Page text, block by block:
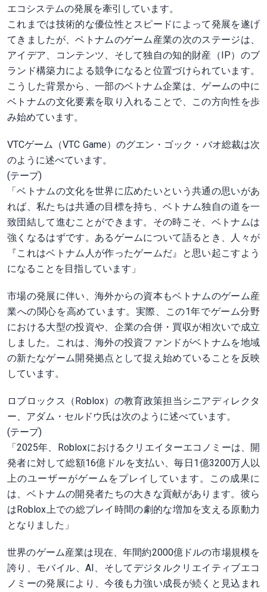
エコシステムの発展を牽引しています。
これまでは技術的な優位性とスピードによって発展を遂げ
てきましたが、ベトナムのゲーム産業の次のステージは、
アイデア、コンテンツ、そして独自の知的財産（IP）のブ
ランド構築力による競争になると位置づけられています。
こうした背景から、一部のベトナム企業は、ゲームの中に
ベトナムの文化要素を取り入れることで、この方向性を歩
み始めています。
VTCゲーム（VTC Game）のグエン・ゴック・バオ総裁は次
のように述べています。
(テープ)
「ベトナムの文化を世界に広めたいという共通の思いがあ
れば、私たちは共通の目標を持ち、ベトナム独自の道を一
致団結して進むことができます。その時こそ、ベトナムは
強くなるはずです。あるゲームについて語るとき、人々が
『これはベトナム人が作ったゲームだ』と思い起こすよう
になることを目指しています」
市場の発展に伴い、海外からの資本もベトナムのゲーム産
業への関心を高めています。実際、この1年でゲーム分野
における大型の投資や、企業の合併・買収が相次いで成立
しました。これは、海外の投資ファンドがベトナムを地域
の新たなゲーム開発拠点として捉え始めていることを反映
しています。
ロブロックス（Roblox）の教育政策担当シニアディレクタ
ー、アダム・セルドウ氏は次のように述べています。
(テープ)
「2025年、Robloxにおけるクリエイターエコノミーは、開
発者に対して総額16億ドルを支払い、毎日1億3200万人以
上のユーザーがゲームをプレイしています。この成果に
は、ベトナムの開発者たちの大きな貢献があります。彼ら
はRoblox上での総プレイ時間の劇的な増加を支える原動力
となりました」
世界のゲーム産業は現在、年間約2000億ドルの市場規模を
誇り、モバイル、AI、そしてデジタルクリエイティブエコ
ノミーの発展により、今後も力強い成長が続くと見込まれ